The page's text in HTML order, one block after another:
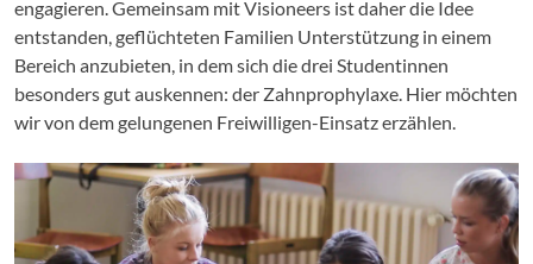
engagieren. Gemeinsam mit Visioneers ist daher die Idee
entstanden, geflüchteten Familien Unterstützung in einem
Bereich anzubieten, in dem sich die drei Studentinnen
besonders gut auskennen: der Zahnprophylaxe. Hier möchten
wir von dem gelungenen Freiwilligen-Einsatz erzählen.